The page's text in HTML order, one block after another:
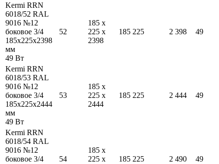
Kermi RRN
6018/52 RAL
9016 №12
боковое 3/4
185x225x2398
мм
49 Вт
52
185 x
225 x
2398
185 225 2 398 49
Kermi RRN
6018/53 RAL
9016 №12
боковое 3/4
185x225x2444
мм
49 Вт
53
185 x
225 x
2444
185 225 2 444 49
Kermi RRN
6018/54 RAL
9016 №12
боковое 3/4
54
185 x
225 x
185 225 2 490 49